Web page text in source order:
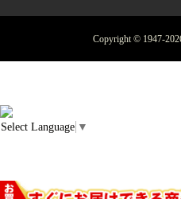
Copyright © 1947-
Select Language ▼